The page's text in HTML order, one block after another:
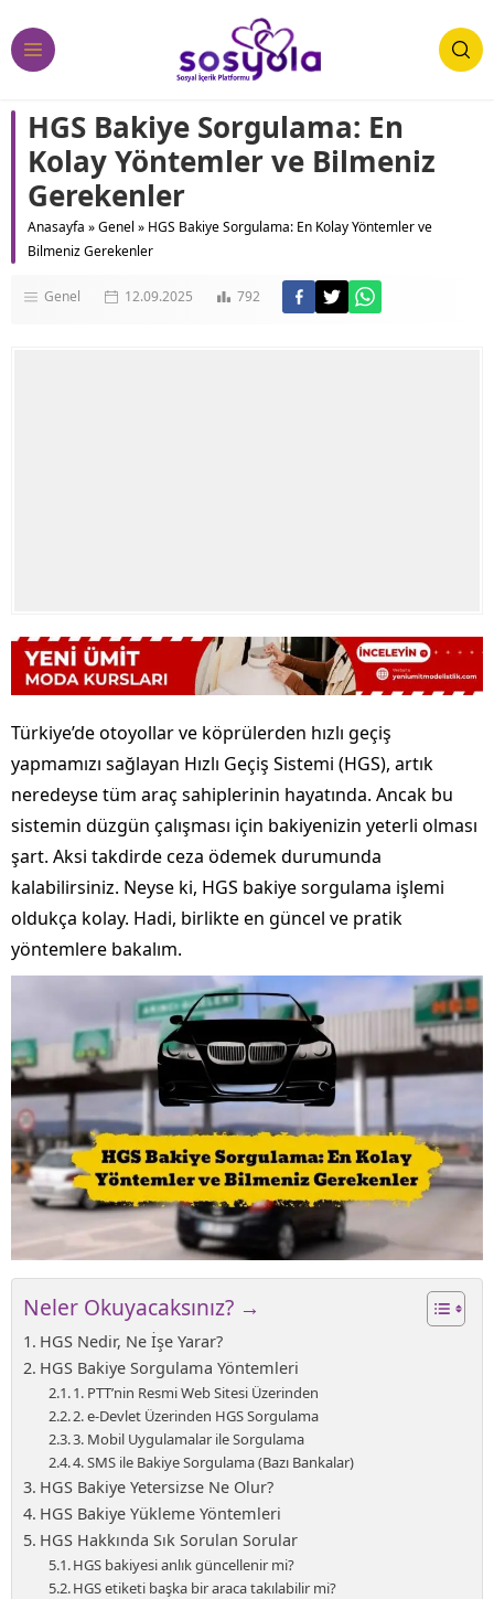
HGS Bakiye Sorgulama: En
Kolay Yöntemler ve Bilmeniz
Gerekenler
Anasayfa »Genel » HGS Bakiye Sorgulama: En Kolay Yöntemler ve
Bilmeniz Gerekenler
Genel 12.09.2025 792
Türkiye’de otoyollar ve köprülerden hızlı geçiş
yapmamızı sağlayan Hızlı Geçiş Sistemi (HGS), artık
neredeyse tüm araç sahiplerinin hayatında. Ancak bu
sistemin düzgün çalışması için bakiyenizin yeterli olması
şart. Aksi takdirde ceza ödemek durumunda
kalabilirsiniz. Neyse ki, HGS bakiye sorgulama işlemi
oldukça kolay. Hadi, birlikte en güncel ve pratik
yöntemlere bakalım.
Neler Okuyacaksınız? →
HGS Nedir, Ne İşe Yarar?
HGS Bakiye Sorgulama Yöntemleri
1. PTT’nin Resmi Web Sitesi Üzerinden
2. e-Devlet Üzerinden HGS Sorgulama
3. Mobil Uygulamalar ile Sorgulama
4. SMS ile Bakiye Sorgulama (Bazı Bankalar)
HGS Bakiye Yetersizse Ne Olur?
HGS Bakiye Yükleme Yöntemleri
HGS Hakkında Sık Sorulan Sorular
HGS bakiyesi anlık güncellenir mi?
HGS etiketi başka bir araca takılabilir mi?